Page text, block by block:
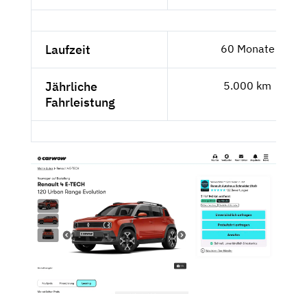
Laufzeit 60 Monate
Jährliche
Fahrleistung
5.000 km